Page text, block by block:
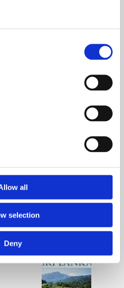
all
selection
Deny
här och Söka.